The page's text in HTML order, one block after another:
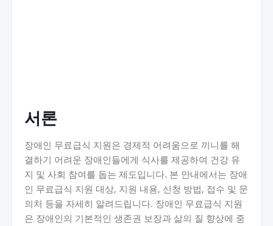
서론
장애인 무료급식 지원은 경제적 어려움으로 끼니를 해
결하기 어려운 장애인들에게 식사를 제공하여 건강 유
지 및 사회 참여를 돕는 제도입니다. 본 안내에서는 장애
인 무료급식 지원 대상, 지원 내용, 신청 방법, 접수 및 문
의처 등을 자세히 알려드립니다. 장애인 무료급식 지원
은 장애인의 기본적인 생존권 보장과 삶의 질 향상에 중